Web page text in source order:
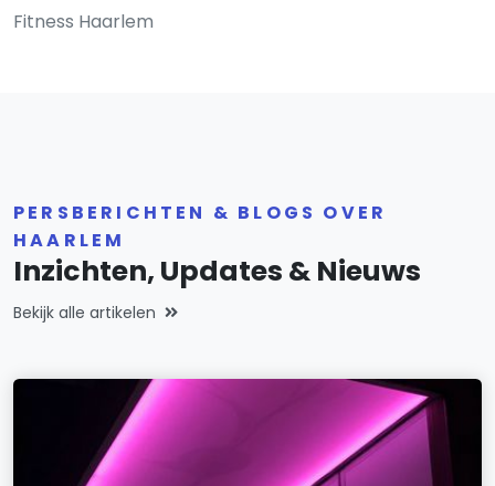
Fitness Haarlem
PERSBERICHTEN & BLOGS OVER
HAARLEM
Inzichten, Updates & Nieuws
Bekijk alle artikelen